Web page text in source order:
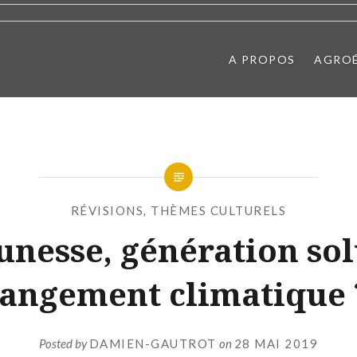
A PROPOS
RÉVISIONS, THÈMES CULTURELS
génération
climatique
Posted byDAMIEN-GAUTROT on 28 MAI 2019